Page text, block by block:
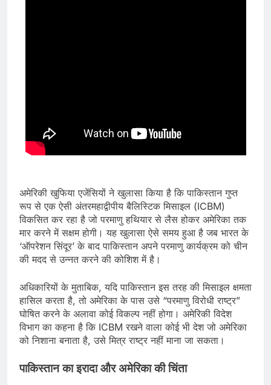
अमेरिकी खुफिया एजेंसियों ने खुलासा किया है कि पाकिस्तान गुप्त
रूप से एक ऐसी अंतरमहाद्वीपीय बैलिस्टिक मिसाइल (ICBM)
विकसित कर रहा है जो परमाणु हथियार से लैस होकर अमेरिका तक
मार करने में सक्षम होगी। यह खुलासा ऐसे समय हुआ है जब भारत के
‘ऑपरेशन सिंदूर’ के बाद पाकिस्तान अपने परमाणु कार्यक्रम को चीन
की मदद से उन्नत करने की कोशिश में है।
अधिकारियों के मुताबिक, यदि पाकिस्तान इस तरह की मिसाइल क्षमता
हासिल करता है, तो अमेरिका के पास उसे “परमाणु विरोधी राष्ट्र”
घोषित करने के अलावा कोई विकल्प नहीं होगा। अमेरिकी विदेश
विभाग का कहना है कि ICBM रखने वाला कोई भी देश जो अमेरिका
को निशाना बनाता है, उसे मित्र राष्ट्र नहीं माना जा सकता।
पाकिस्तान का इरादा और अमेरिका की चिंता